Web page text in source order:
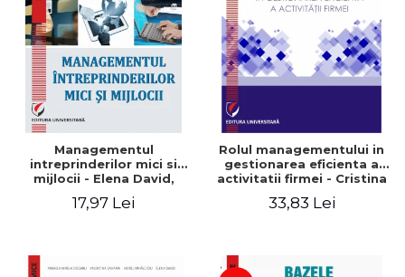
Managementul
intreprinderilor mici si
mijlocii - Elena David,
Roxana Carmen Ionescu,
17,97 Lei
Rolul managementului in
gestionarea eficienta a
activitatii firmei - Cristina
Gabriel Nastase, Mihaela-
33,83 Lei